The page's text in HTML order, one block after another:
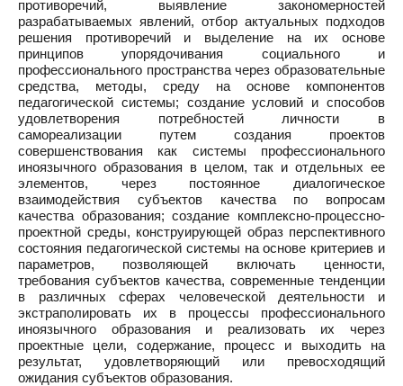
противоречий, выявление закономерностей
разрабатываемых явлений, отбор актуальных подходов
решения противоречий и выделение на их основе
принципов упорядочивания социального и
профессионального пространства через образовательные
средства, методы, среду на основе компонентов
педагогической системы; создание условий и способов
удовлетворения потребностей личности в
самореализации путем создания проектов
совершенствования как системы профессионального
иноязычного образования в целом, так и отдельных ее
элементов, через постоянное диалогическое
взаимодействия субъектов качества по вопросам
качества образования; создание комплексно-процессно-
проектной среды, конструирующей образ перспективного
состояния педагогической системы на основе критериев и
параметров, позволяющей включать ценности,
требования субъектов качества, современные тенденции
в различных сферах человеческой деятельности и
экстраполировать их в процессы профессионального
иноязычного образования и реализовать их через
проектные цели, содержание, процесс и выходить на
результат, удовлетворяющий или превосходящий
ожидания субъектов образования.